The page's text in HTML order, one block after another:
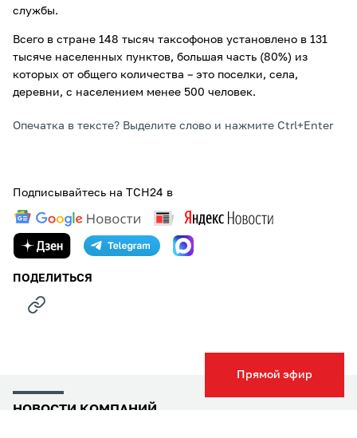
Прямой эфир
службы.
Всего в стране 148 тысяч таксофонов установлено в 131
тысяче населенных пунктов, большая часть (80%) из
которых от общего количества – это поселки, села,
деревни, с населением менее 500 человек.
Опечатка в тексте? Выделите слово и нажмите Ctrl+Enter
Подписывайтесь на ТСН24 в
ПОДЕЛИТЬСЯ
НОВОСТИ КОМПАНИЙ